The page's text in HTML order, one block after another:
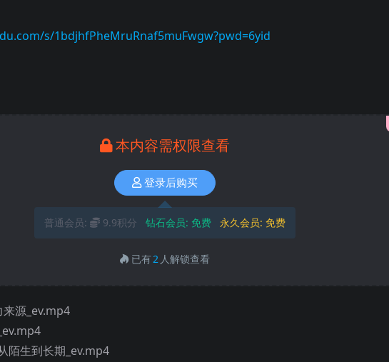
s/1bdjhfPheMruRnaf5muFwgw?pwd=6yid
本内容需权限查看
登录后购买
普通会员: 9.9积分 钻石会员: 免费 永久会员: 免费
已有2 人解锁查看
源_ev.mp4
陌生到长期_ev.mp4